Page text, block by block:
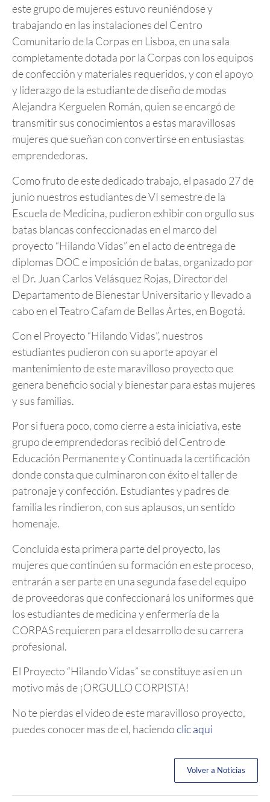
este grupo de mujeres estuvo reuniéndose y
trabajando en las instalaciones del Centro
Comunitario de la Corpas en Lisboa, en una sala
completamente dotada por la Corpas con los equipos
de confección y materiales requeridos, y con el apoyo
y liderazgo de la estudiante de diseño de modas
Alejandra Kerguelen Román, quien se encargó de
transmitir sus conocimientos a estas maravillosas
mujeres que sueñan con convertirse en entusiastas
emprendedoras.
Como fruto de este dedicado trabajo, el pasado 27 de
junio nuestros estudiantes de VI semestre de la
Escuela de Medicina, pudieron exhibir con orgullo sus
batas blancas confeccionadas en el marco del
proyecto “Hilando Vidas” en el acto de entrega de
diplomas DOC e imposición de batas, organizado por
el Dr. Juan Carlos Velásquez Rojas, Director del
Departamento de Bienestar Universitario y llevado a
cabo en el Teatro Cafam de Bellas Artes, en Bogotá.
Con el Proyecto “Hilando Vidas”, nuestros
estudiantes pudieron con su aporte apoyar el
mantenimiento de este maravilloso proyecto que
genera beneficio social y bienestar para estas mujeres
y sus familias.
Por si fuera poco, como cierre a esta iniciativa, este
grupo de emprendedoras recibió del Centro de
Educación Permanente y Continuada la certificación
donde consta que culminaron con éxito el taller de
patronaje y confección. Estudiantes y padres de
familia les rindieron, con sus aplausos, un sentido
homenaje.
Concluida esta primera parte del proyecto, las
mujeres que continúen su formación en este proceso,
entrarán a ser parte en una segunda fase del equipo
de proveedoras que confeccionará los uniformes que
los estudiantes de medicina y enfermería de la
CORPAS requieren para el desarrollo de su carrera
profesional.
El Proyecto “Hilando Vidas” se constituye así en un
motivo más de ¡ORGULLO CORPISTA!
No te pierdas el video de este maravilloso proyecto,
puedes conocer mas de el, haciendoclic aqui
Volver a Noticias